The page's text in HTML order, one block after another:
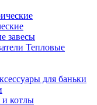
завесы
Тепловые
для баньки